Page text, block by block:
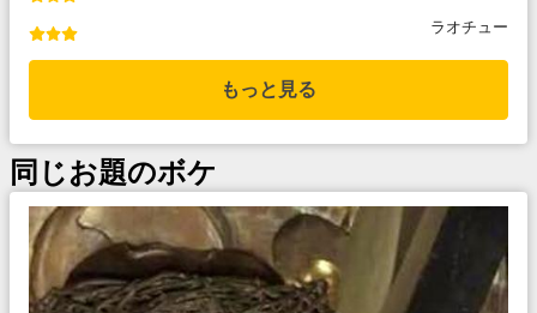
ラオチュー
もっと見る
同じお題のボケ